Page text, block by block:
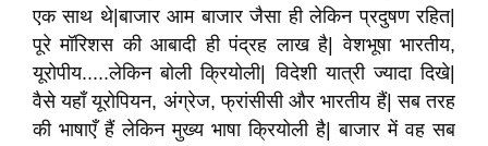
एक साथ थे|बाजार आम बाजार जैसा ही लेकिन प्रदुषण रहित|
पूरे मॉरिशस की आबादी ही पंद्रह लाख है| वेशभूषा भारतीय,
यूरोपीय.....लेकिन बोली क्रियोली| विदेशी यात्री ज्यादा दिखे|
वैसे यहाँ यूरोपियन, अंग्रेज, फ्रांसीसी और भारतीय हैं| सब तरह
की भाषाएँ हैं लेकिन मुख्य भाषा क्रियोली है| बाजार में वह सब